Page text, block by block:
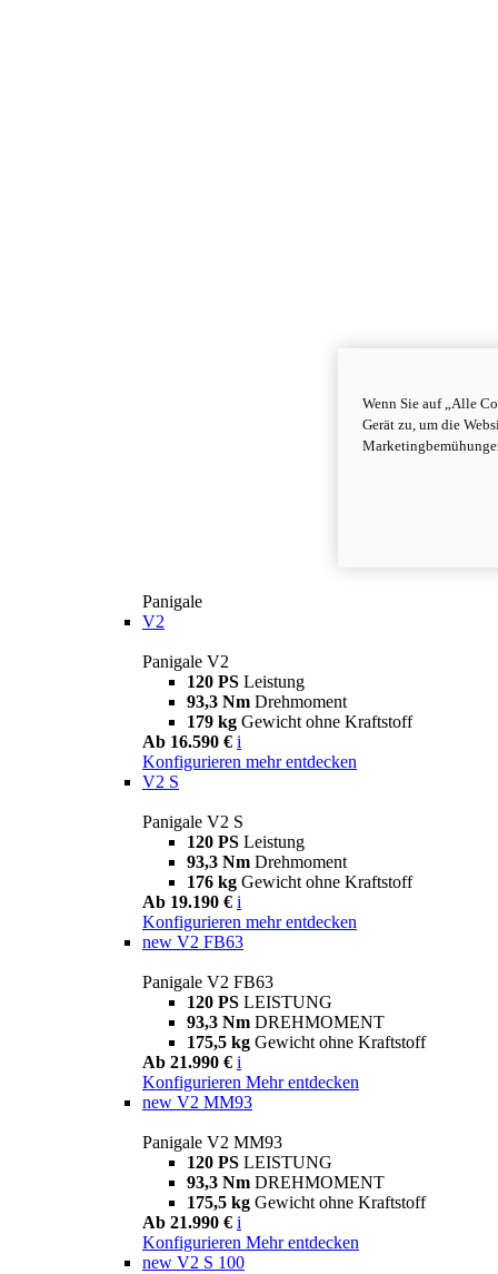
Panigale
V2
Panigale V2
120 PS Leistung
93,3 Nm Drehmoment
179 kg Gewicht ohne Kraftstoff
Ab 16.590 € i
Konfigurieren mehr entdecken
V2 S
Panigale V2 S
120 PS Leistung
93,3 Nm Drehmoment
176 kg Gewicht ohne Kraftstoff
Ab 19.190 € i
Konfigurieren mehr entdecken
new V2 FB63
Panigale V2 FB63
120 PS LEISTUNG
93,3 Nm DREHMOMENT
175,5 kg Gewicht ohne Kraftstoff
Ab 21.990 € i
Konfigurieren Mehr entdecken
new V2 MM93
Panigale V2 MM93
120 PS LEISTUNG
93,3 Nm DREHMOMENT
175,5 kg Gewicht ohne Kraftstoff
Ab 21.990 € i
Konfigurieren Mehr entdecken
new V2 S 100
Wenn Sie auf „Alle
Gerät zu, um die